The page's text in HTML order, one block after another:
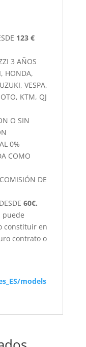
123 €
3 AÑOS
HONDA,
VESPA,
KTM, QJ
O SIN
0%
COMO
DE
60€.
puede
constituir en
contrato o
models